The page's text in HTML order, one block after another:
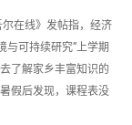
在线》发帖指，经济
与可持续研究”上学期
了解家乡丰富知识的
假后发现，课程表没